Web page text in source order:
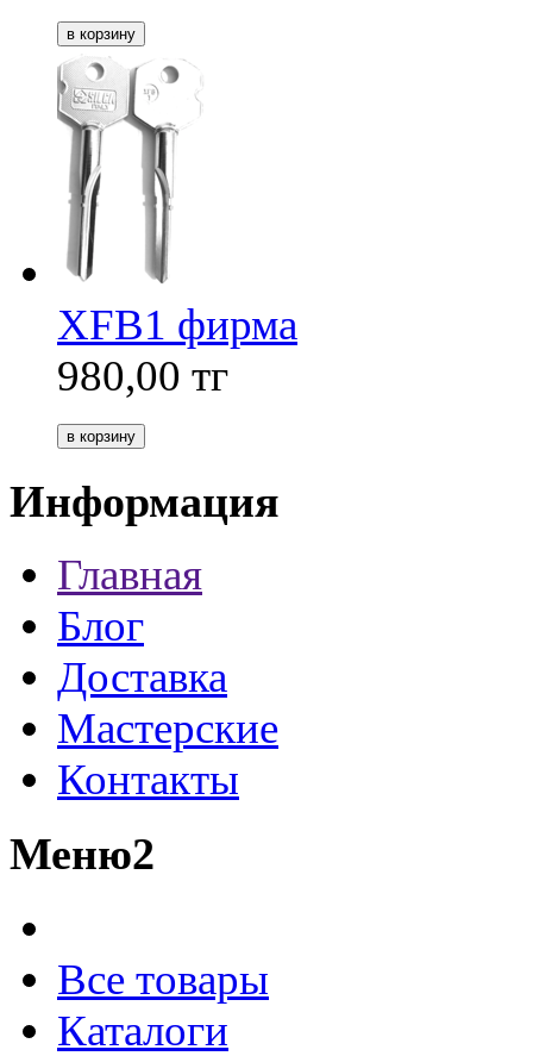
XFB1 фирма
980,00 тг
Информация
Главная
Блог
Доставка
Мастерские
Контакты
Меню2
Все товары
Каталоги